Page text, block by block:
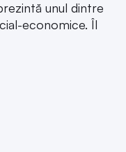
unul dintre
economice. Îl